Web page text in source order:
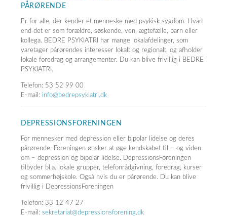
PÅRØRENDE
Er for alle, der kender et menneske med psykisk sygdom. Hvad
end det er som forældre, søskende, ven, ægtefælle, barn eller
kollega. BEDRE PSYKIATRI har mange lokalafdelinger, som
varetager pårørendes interesser lokalt og regionalt, og afholder
lokale foredrag og arrangementer. Du kan blive frivillig i BEDRE
PSYKIATRI.
Telefon: 53 52 99 00
E-mail: info@bedrepsykiatri.dk
DEPRESSIONSFORENINGEN
For mennesker med depression eller bipolar lidelse og deres
pårørende. Foreningen ønsker at øge kendskabet til – og viden
om – depression og bipolar lidelse. DepressionsForeningen
tilbyder bl.a. lokale grupper, telefonrådgivning, foredrag, kurser
og sommerhøjskole. Også hvis du er pårørende. Du kan blive
frivillig i DepressionsForeningen
Telefon: 33 12 47 27
E-mail: sekretariat@depressionsforening.dk